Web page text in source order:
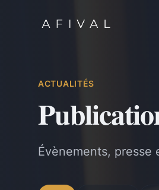
ACTUALITÉS
Évènements, presse